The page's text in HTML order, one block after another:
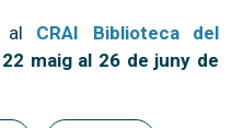
al CRAI Biblioteca del
22 maig al 26 de juny de